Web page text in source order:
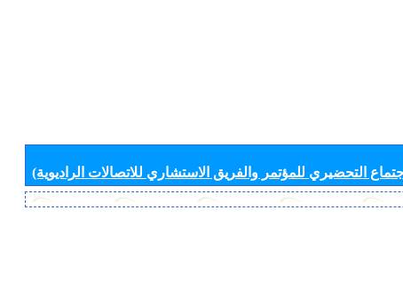
التحضيري للمؤتمر والفريق الاستشاري للاتصالات الراديوية)